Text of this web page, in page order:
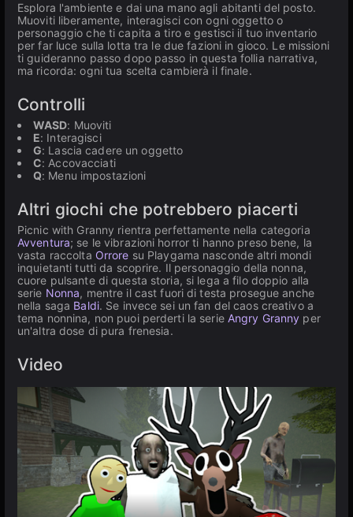
Esplora l'ambiente e dai una mano agli abitanti del posto.
Muoviti liberamente, interagisci con ogni oggetto o
personaggio che ti capita a tiro e gestisci il tuo inventario
per far luce sulla lotta tra le due fazioni in gioco. Le missioni
ti guideranno passo dopo passo in questa follia narrativa,
ma ricorda: ogni tua scelta cambierà il finale.
Controlli
WASD: Muoviti
E: Interagisci
G: Lascia cadere un oggetto
C: Accovacciati
Q: Menu impostazioni
Altri giochi che potrebbero piacerti
Picnic with Granny rientra perfettamente nella categoria
Avventura; se le vibrazioni horror ti hanno preso bene, la
vasta raccolta Orrore su Playgama nasconde altri mondi
inquietanti tutti da scoprire. Il personaggio della nonna,
cuore pulsante di questa storia, si lega a filo doppio alla
serie Nonna, mentre il cast fuori di testa prosegue anche
nella saga Baldi. Se invece sei un fan del caos creativo a
tema nonnina, non puoi perderti la serie Angry Granny per
un'altra dose di pura frenesia.
Video